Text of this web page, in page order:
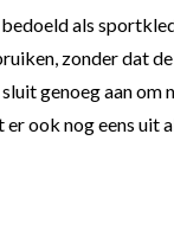
als
zonder dat
genoeg aan om
ook nog eens uit